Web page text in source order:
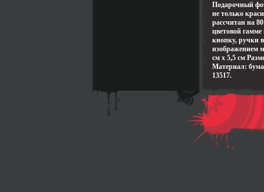
Подарочный
не только
рассчитан на
цветовой
кнопку, ручки
изображением
см x 5,5 см
Материал:
13517.